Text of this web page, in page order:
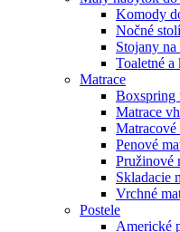
Komody
Nočné
Stojany na
Toaletné
Matrace
Boxspring
Matrace
Matracové
Penové
Pružinové
Skladacie
Vrchné
Postele
Americké